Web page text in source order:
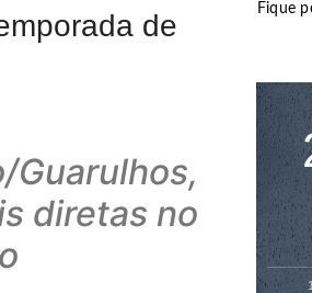
de
Guarulhos,
diretas no
Fique